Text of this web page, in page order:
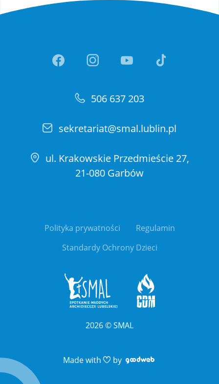
Link otwiera sie w nowej
Link otwiera sie w
Link otwiera
506 637 203
sekretariat@smal.lublin.pl
ul. Krakowskie Przedmieście 27,
21-080 Garbów
Polityka prywatności
Regulamin
Standardy Ochrony Dzieci
2026©SMAL
Made with by